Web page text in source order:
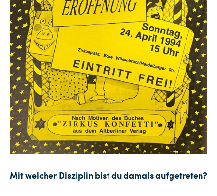
Mit welcher Disziplin bist du damals aufgetreten?